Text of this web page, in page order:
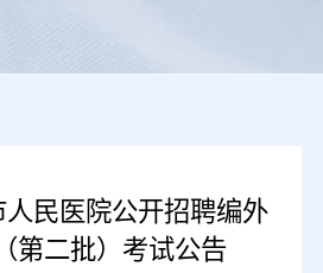
民医院公开招聘编外
第二批）考试公告